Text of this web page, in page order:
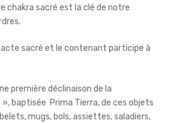
chakra sacré est la clé de notre
sacré et le contenant participe à
première déclinaison de la
baptisée Prima Tierra, de ces objets
mugs, bols, assiettes, saladiers,